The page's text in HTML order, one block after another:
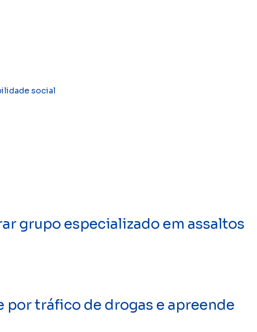
social
grupo especializado em assaltos
por tráfico de drogas e apreende